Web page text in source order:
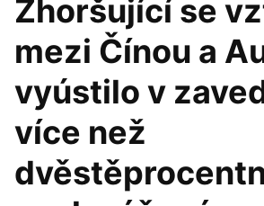
Zhoršující se
mezi Čínou a
vyústilo v
více než